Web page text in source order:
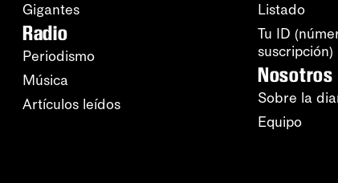
Gigantes
Radio
Periodismo
Música
Artículos leídos
Listado
Tu ID
suscripción)
Nosotros
Sobre la
Equipo